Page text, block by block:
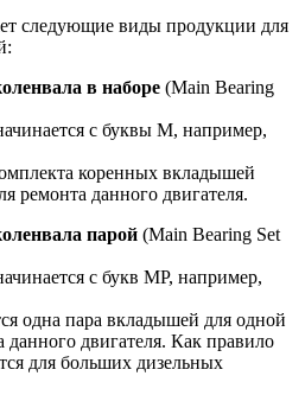
следующие виды продукции для
в наборе (Main Bearing
с буквы M, например,
коренных вкладышей
ремонта данного двигателя.
парой (Main Bearing Set
с букв MP, например,
одна пара вкладышей для одной
двигателя. Как правило
для больших дизельных